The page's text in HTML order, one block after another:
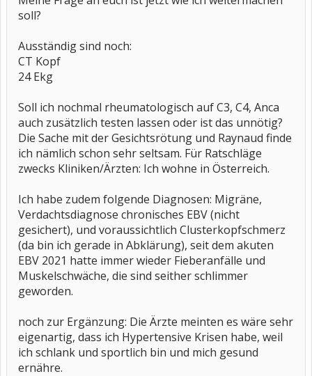
soll?
Ausständig sind noch:
CT Kopf
24 Ekg
Soll ich nochmal rheumatologisch auf C3, C4, Anca
auch zusätzlich testen lassen oder ist das unnötig?
Die Sache mit der Gesichtsrötung und Raynaud finde
ich nämlich schon sehr seltsam. Für Ratschläge
zwecks Kliniken/Ärzten: Ich wohne in Österreich.
Ich habe zudem folgende Diagnosen: Migräne,
Verdachtsdiagnose chronisches EBV (nicht
gesichert), und voraussichtlich Clusterkopfschmerz
(da bin ich gerade in Abklärung), seit dem akuten
EBV 2021 hatte immer wieder Fieberanfälle und
Muskelschwäche, die sind seither schlimmer
geworden.
noch zur Ergänzung: Die Ärzte meinten es wäre sehr
eigenartig, dass ich Hypertensive Krisen habe, weil
ich schlank und sportlich bin und mich gesund
ernähre.